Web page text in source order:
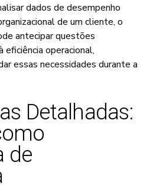
dados de desempenho
de um cliente, o
antecipar questões
eficiência operacional,
essas necessidades durante a
Detalhadas:
de